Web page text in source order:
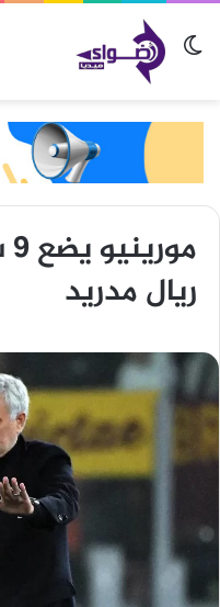
الوضع المظلم
ريال مدريد